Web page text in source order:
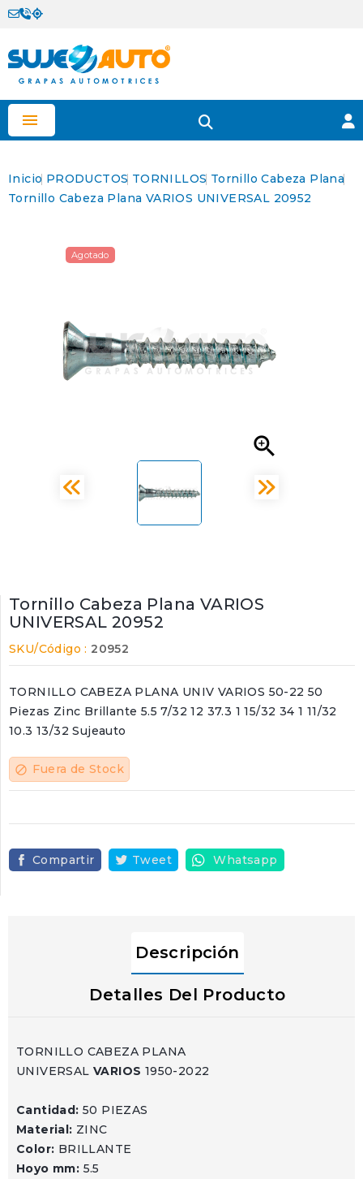

Inicio PRODUCTOS TORNILLOS Tornillo Cabeza Plana
Tornillo Cabeza Plana VARIOS UNIVERSAL 20952

Agotado
Tornillo Cabeza Plana VARIOS
UNIVERSAL 20952
SKU/Código : 20952
TORNILLO CABEZA PLANA UNIV VARIOS 50-22 50
Piezas Zinc Brillante 5.5 7/32 12 37.3 1 15/32 34 1 11/32
10.3 13/32 Sujeauto
block Fuera de Stock
Compartir Tweet Whatsapp
Descripción
Detalles Del Producto
TORNILLO CABEZA PLANA
UNIVERSAL VARIOS 1950-2022
Cantidad: 50 PIEZAS
Material: ZINC
Color: BRILLANTE
Hoyo mm: 5.5